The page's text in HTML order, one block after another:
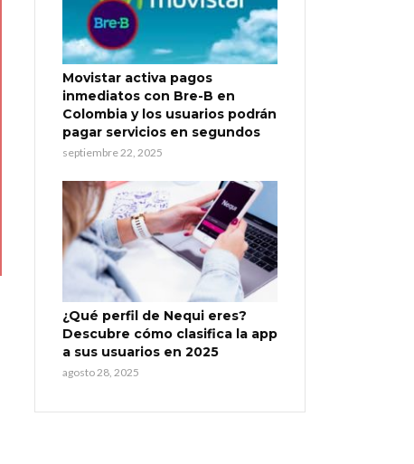
Movistar activa pagos
inmediatos con Bre-B en
Colombia y los usuarios podrán
pagar servicios en segundos
septiembre 22, 2025
¿Qué perfil de Nequi eres?
Descubre cómo clasifica la app
a sus usuarios en 2025
agosto 28, 2025